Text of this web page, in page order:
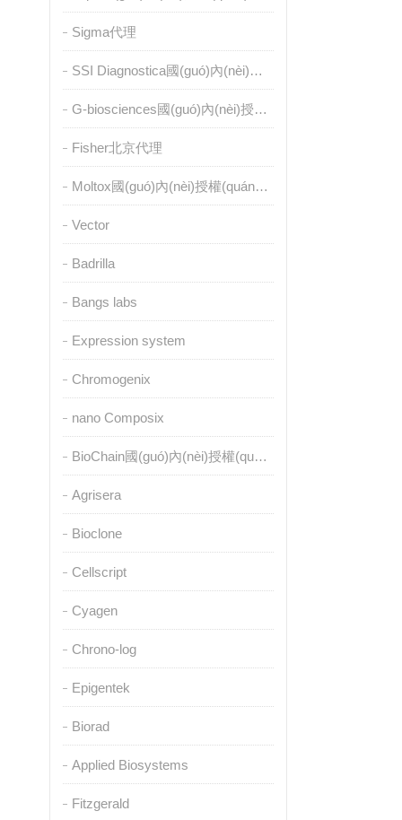
Sigma代理
SSI Diagnostica國(guó)內(nèi)授權(quán)代理
G-biosciences國(guó)內(nèi)授權(quán)代理
Fisher北京代理
Moltox國(guó)內(nèi)授權(quán)代理
Vector
Badrilla
Bangs labs
Expression system
Chromogenix
nano Composix
BioChain國(guó)內(nèi)授權(quán)代理
Agrisera
Bioclone
Cellscript
Cyagen
Chrono-log
Epigentek
Biorad
Applied Biosystems
Fitzgerald